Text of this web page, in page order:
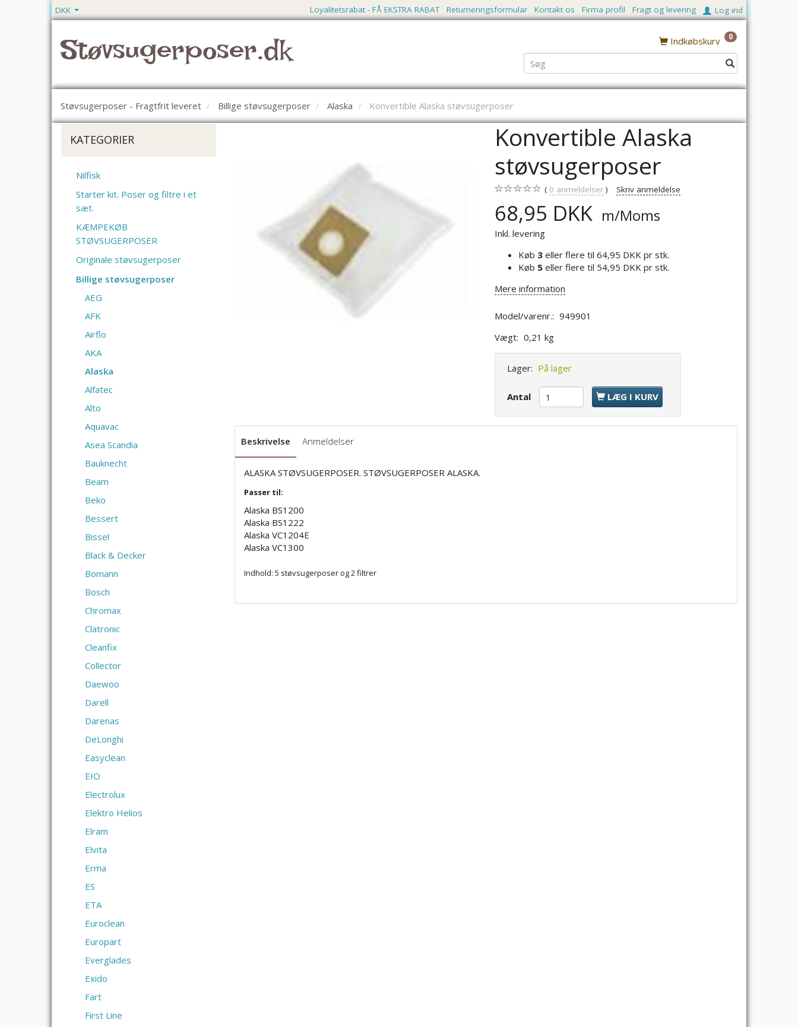
DKK Log ind
Fragt og levering
Firma profil
Kontakt os
Returneringsformular
Loyalitetsrabat - FÅ EKSTRA RABAT
Støvsugerposer.dk Indkøbskurv 0
Støvsugerposer - Fragtfrit leveret Billige støvsugerposer Alaska Konvertible Alaska støvsugerposer
KATEGORIER
Nilfisk
Starter kit. Poser og filtre i et
sæt.
KÆMPEKØB
STØVSUGERPOSER
Originale støvsugerposer
Billige støvsugerposer
AEG
AFK
Airflo
AKA
Alaska
Alfatec
Alto
Aquavac
Asea Scandia
Bauknecht
Beam
Beko
Bessert
Bissel
Black & Decker
Bomann
Bosch
Chromax
Clatronic
Cleanfix
Collector
Daewoo
Darell
Darenas
DeLonghi
Easyclean
EIO
Electrolux
Elektro Helios
Elram
Elvita
Erma
ES
ETA
Euroclean
Europart
Everglades
Exido
Fart
First Line
Konvertible Alaska
støvsugerposer
0 anmeldelser Skriv anmeldelse
68,95 DKK m/Moms
Inkl. levering
Køb 3 eller flere til64,95 DKKpr stk.
Køb 5 eller flere til 54,95 DKKpr stk.
Mere information
Model/varenr.: 949901
Vægt: 0,21 kg
Lager: På lager
Antal LÆG I KURV
Beskrivelse Anmeldelser
ALASKA STØVSUGERPOSER. STØVSUGERPOSER ALASKA.
Passer til:
Alaska BS1200
Alaska BS1222
Alaska VC1204E
Alaska VC1300
Indhold: 5 støvsugerposer og 2 filtrer